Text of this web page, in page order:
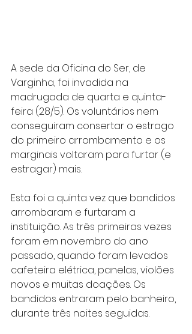
A sede da Oficina do Ser, de
Varginha, foi invadida na
madrugada de quarta e quinta-
feira (28/5). Os voluntários nem
conseguiram consertar o estrago
do primeiro arrombamento e os
marginais voltaram para furtar (e
estragar) mais.
Esta foi a quinta vez que bandidos
arrombaram e furtaram a
instituição. As três primeiras vezes
foram em novembro do ano
passado, quando foram levados
cafeteira elétrica, panelas, violões
novos e muitas doações. Os
bandidos entraram pelo banheiro,
durante três noites seguidas.